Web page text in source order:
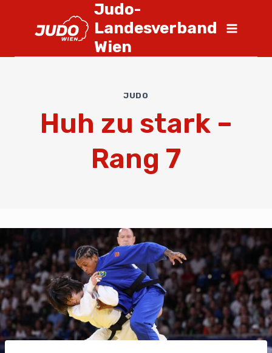
Judo-
Landesverband
Wien
JUDO
Huh zu stark –
Rang 7